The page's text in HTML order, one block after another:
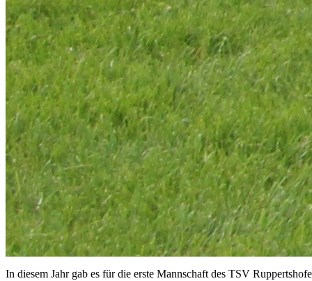
In diesem Jahr gab es für die erste Mannschaft des TSV